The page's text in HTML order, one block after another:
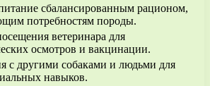
сбалансированным рационом,
потребностям породы.
ветеринара для
осмотров и вакцинации.
с другими собаками и людьми для
навыков.